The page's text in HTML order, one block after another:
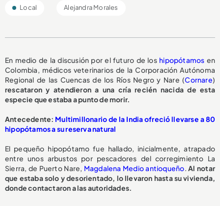
Local Alejandra Morales
En medio de la discusión por el futuro de los hipopótamos en
Colombia, médicos veterinarios de la Corporación Autónoma
Regional de las Cuencas de los Ríos Negro y Nare (Cornare)
rescataron y atendieron a una cría recién nacida de esta
especie que estaba a punto de morir.
Antecedente: Multimillonario de la India ofreció llevarse a 80
hipopótamos a su reserva natural
El pequeño hipopótamo fue hallado, inicialmente, atrapado
entre unos arbustos por pescadores del corregimiento La
Sierra, de Puerto Nare, Magdalena Medio antioqueño Al notar
que estaba solo y desorientado, lo llevaron hasta su vivienda,
donde contactaron a las autoridades.